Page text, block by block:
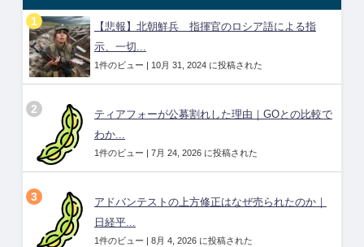
【悲報】北朝鮮兵 指揮官のロシア語による指
示、一切...
1件のビュー | 10月 31, 2024 に投稿された
ティアフォーが公募割れした理由｜GOとの比較で
わか...
1件のビュー | 7月 24, 2026 に投稿された
アドバンテストの上方修正はなぜ売られたのか｜
日経平...
1件のビュー | 8月 4, 2026 に投稿された